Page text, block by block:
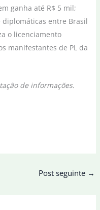
ganha até R$ 5 mil;
diplomáticas entre Brasil
o licenciamento
manifestantes de PL da
de informações.
Post seguinte →